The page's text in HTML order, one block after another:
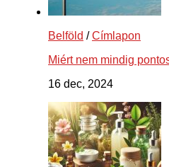
Belföld /Címlapon
Miért nem mindig
16 dec, 2024